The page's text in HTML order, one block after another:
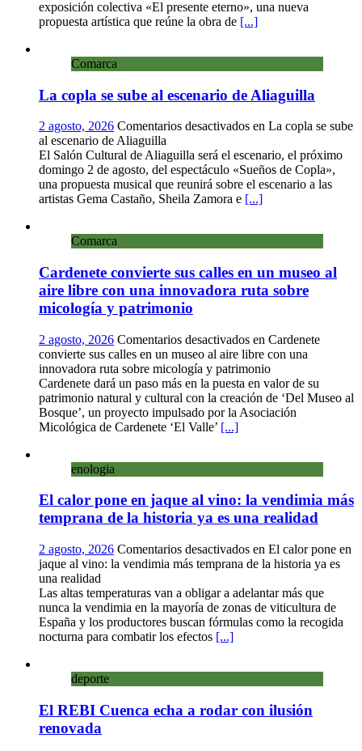
exposición colectiva «El presente eterno», una nueva
propuesta artística que reúne la obra de [...]
Comarca
La copla se sube al escenario de Aliaguilla
2 agosto, 2026 Comentarios desactivados en La copla se sube
al escenario de Aliaguilla
El Salón Cultural de Aliaguilla será el escenario, el próximo
domingo 2 de agosto, del espectáculo «Sueños de Copla»,
una propuesta musical que reunirá sobre el escenario a las
artistas Gema Castaño, Sheila Zamora e [...]
Comarca
Cardenete convierte sus calles en un museo al
aire libre con una innovadora ruta sobre
micología y patrimonio
2 agosto, 2026 Comentarios desactivados en Cardenete
convierte sus calles en un museo al aire libre con una
innovadora ruta sobre micología y patrimonio
Cardenete dará un paso más en la puesta en valor de su
patrimonio natural y cultural con la creación de ‘Del Museo al
Bosque’, un proyecto impulsado por la Asociación
Micológica de Cardenete ‘El Valle’ [...]
enologia
El calor pone en jaque al vino: la vendimia más
temprana de la historia ya es una realidad
2 agosto, 2026 Comentarios desactivados en El calor pone en
jaque al vino: la vendimia más temprana de la historia ya es
una realidad
Las altas temperaturas van a obligar a adelantar más que
nunca la vendimia en la mayoría de zonas de viticultura de
España y los productores buscan fórmulas como la recogida
nocturna para combatir los efectos [...]
deporte
El REBI Cuenca echa a rodar con ilusión
renovada